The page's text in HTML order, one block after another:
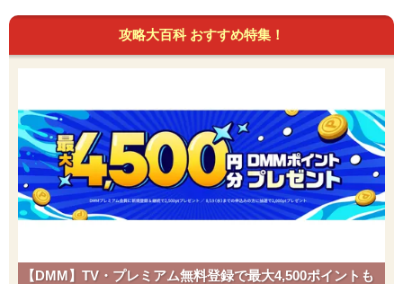
攻略大百科 おすすめ特集！
【DMM】TV・プレミアム無料登録で最大4,500ポイントも